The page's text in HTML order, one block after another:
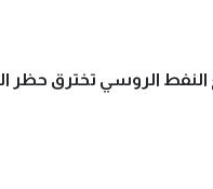
الروسي تخترق حظر